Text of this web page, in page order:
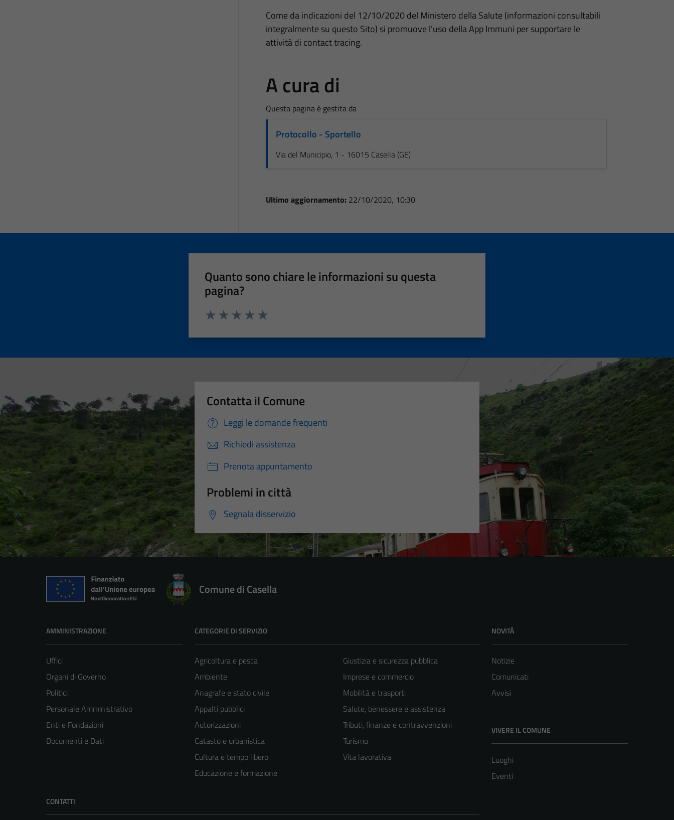
Come da indicazioni del 12/10/2020 del Ministero della Salute (informazioni consultabili
integralmente su questo Sito) si promuove l'uso della App Immuni per supportare le
attività di contact tracing.
A cura di
Questa pagina è gestita da
Protocollo - Sportello
Via del Municipio, 1 - 16015 Casella (GE)
Ultimo aggiornamento: 22/10/2020, 10:30
Quanto sono chiare le informazioni su questa
pagina?
Contatta il Comune
Leggi le domande frequenti
Richiedi assistenza
Prenota appuntamento
Problemi in città
Segnala disservizio
Comune di Casella
AMMINISTRAZIONE
Uffici
Organi di Governo
Politici
Personale Amministrativo
Enti e Fondazioni
Documenti e Dati
CATEGORIE DI SERVIZIO
Agricoltura e pesca
Ambiente
Anagrafe e stato civile
Appalti pubblici
Autorizzazioni
Catasto e urbanistica
Cultura e tempo libero
Educazione e formazione
Giustizia e sicurezza pubblica
Imprese e commercio
Mobilità e trasporti
Salute, benessere e assistenza
Tributi, finanze e contravvenzioni
Turismo
Vita lavorativa
NOVITÀ
Notizie
Comunicati
Avvisi
VIVERE IL COMUNE
Luoghi
Eventi
CONTATTI